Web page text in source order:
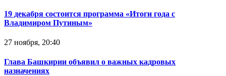
19 декабря состоится программа «Итоги года с
Владимиром Путиным»
27 ноября, 20:40
Глава Башкирии объявил о важных кадровых
назначениях